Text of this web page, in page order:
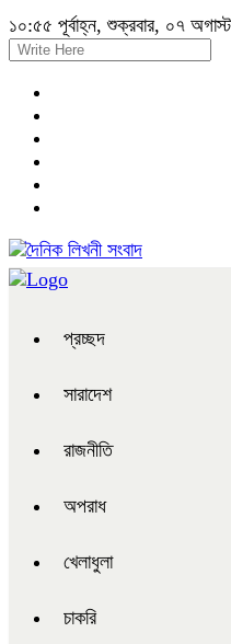
১০:৫৫ পূর্বাহ্ন, শুক্রবার, ০৭
প্রচ্ছদ
সারাদেশ
রাজনীতি
অপরাধ
খেলাধুলা
চাকরি